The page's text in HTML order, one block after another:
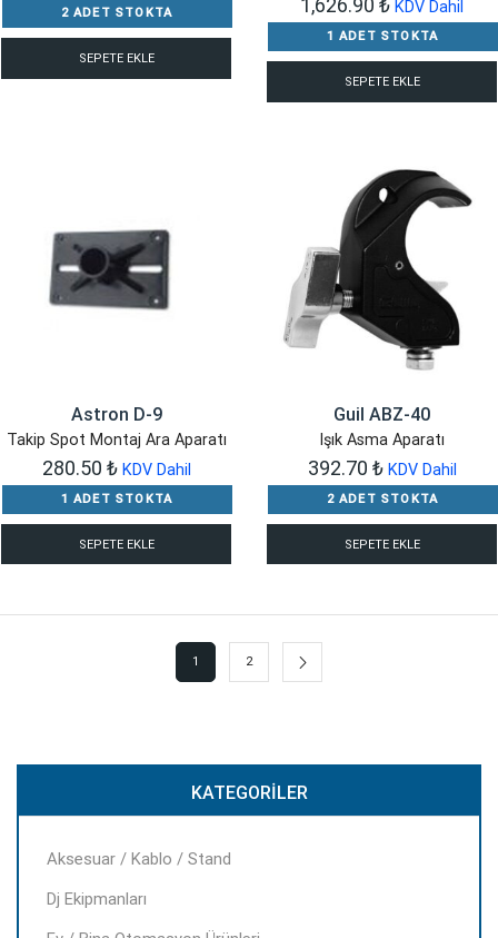
2 ADET STOKTA
SEPETE EKLE
1,626.90 ₺ KDV Dahil
1 ADET STOKTA
SEPETE EKLE
Astron D-9
Takip Spot Montaj Ara Aparatı
280.50 ₺ KDV Dahil
1 ADET STOKTA
SEPETE EKLE
Guil ABZ-40
Işık Asma Aparatı
392.70 ₺ KDV Dahil
2 ADET STOKTA
SEPETE EKLE
1 2
KATEGORILER
Aksesuar / Kablo / Stand
Dj Ekipmanları